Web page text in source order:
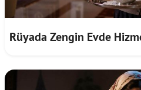
Rüyada Zengin Evde